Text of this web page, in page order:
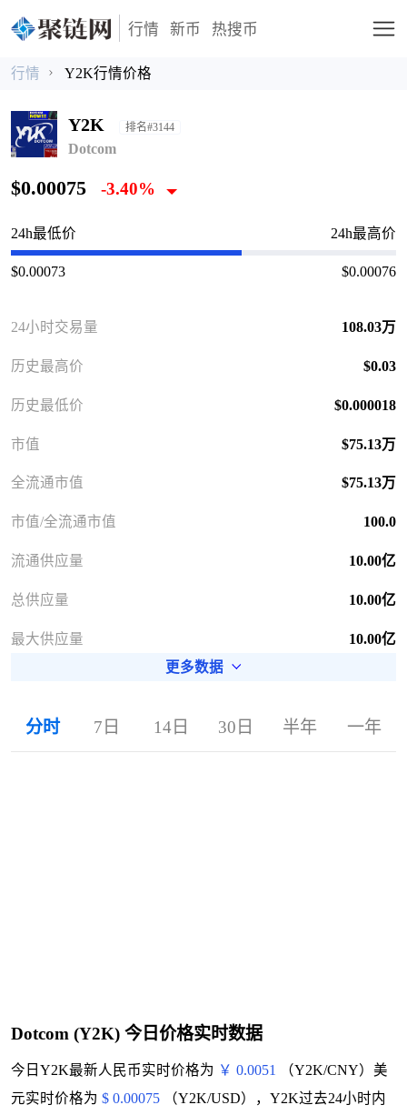
行情 新币 热搜币
行情 Y2K行情价格
Y2K 排名#3144
Dotcom
$0.00075 -3.40%
24h最低价 24h最高价
$0.00073 $0.00076
24小时交易量 108.03万
历史最高价 $0.03
历史最低价 $0.000018
市值 $75.13万
全流通市值 $75.13万
市值/全流通市值 100.0
流通供应量 10.00亿
总供应量 10.00亿
最大供应量
10.00亿
更多数据
分时 7日 14日 30日 半年 一年
Dotcom (Y2K) 今日价格实时数据
今日Y2K最新人民币实时价格为 ￥ 0.0051
（Y2K/CNY）美
元实时价格为 $ 0.00075（Y2K/USD），Y2K过去24小时内